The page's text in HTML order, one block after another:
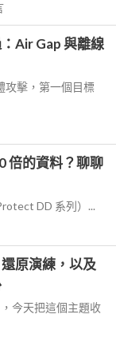
Air Gap 與離線
攻擊，第一個目標
倍的資料？聊聊
DD 系列）...
原演練，以及
今天把這個主題收